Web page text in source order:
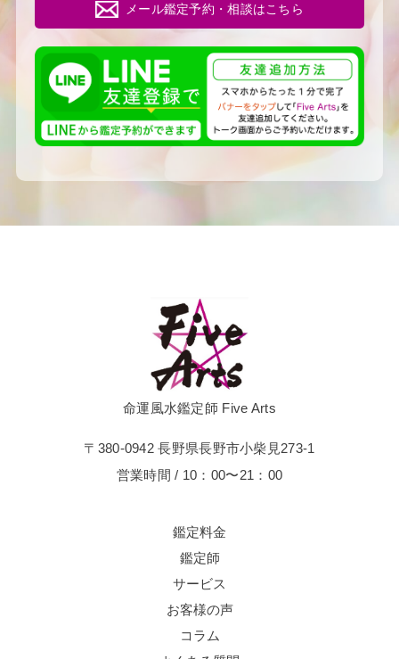
メール鑑定予約・相談はこちら
命運風水鑑定師 Five Arts
〒380-0942 長野県長野市小柴見273-1
営業時間 / 10：00〜21：00
鑑定料金
鑑定師
サービス
お客様の声
コラム